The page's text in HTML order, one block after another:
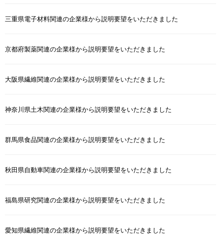
三重県電子材料関連の企業様から説明要望をいただきました
京都府製薬関連の企業様から説明要望をいただきました
大阪県繊維関連の企業様から説明要望をいただきました
神奈川県土木関連の企業様から説明要望をいただきました
群馬県食品関連の企業様から説明要望をいただきました
秋田県自動車関連の企業様から説明要望をいただきました
福島県研究関連の企業様から説明要望をいただきました
愛知県繊維関連の企業様から説明要望をいただきました